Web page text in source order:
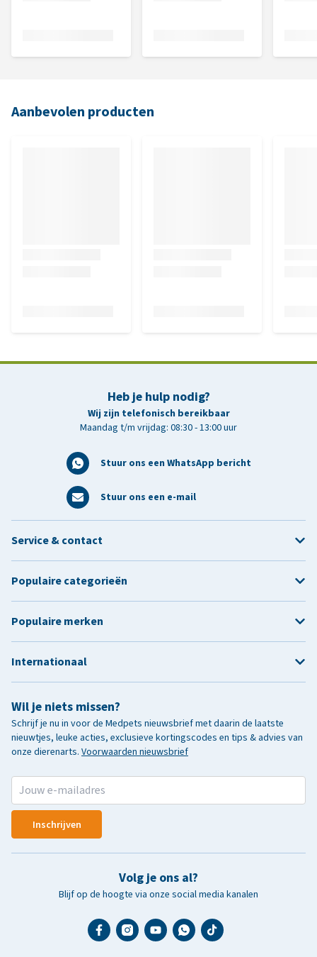
Aanbevolen producten
Heb je hulp nodig?
Wij zijn telefonisch bereikbaar
Maandag t/m vrijdag: 08:30 - 13:00 uur
Stuur ons een WhatsApp bericht
Stuur ons een e-mail
Wil je niets missen?
Schrijf je nu in voor de Medpets nieuwsbrief met daarin de laatste
nieuwtjes, leuke acties, exclusieve kortingscodes en tips & advies van
onze dierenarts. Voorwaarden nieuwsbrief
Inschrijven
Volg je ons al?
Blijf op de hoogte via onze social media kanalen
Service & contact
Populaire categorieën
Populaire merken
Internationaal